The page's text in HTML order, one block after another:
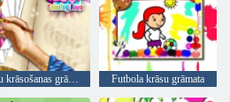
Leļļu krāsošanas grāmata Futbola krāsu grāmata